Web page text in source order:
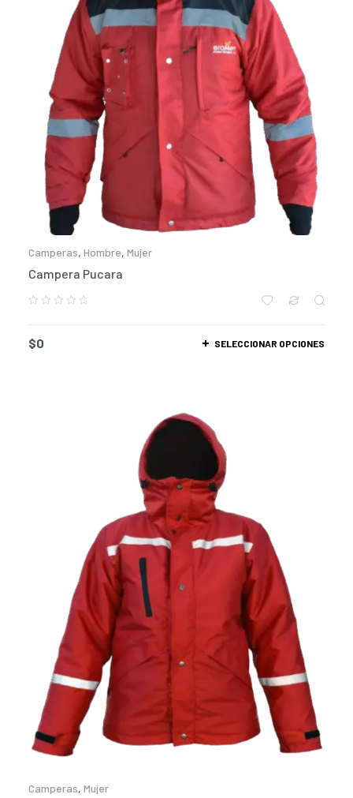
Camperas, Hombre, Mujer
Campera Pucara
$0 SELECCIONAR OPCIONES
Camperas, Mujer